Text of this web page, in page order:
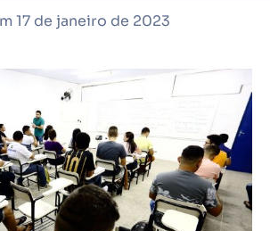
17 de janeiro de 2023